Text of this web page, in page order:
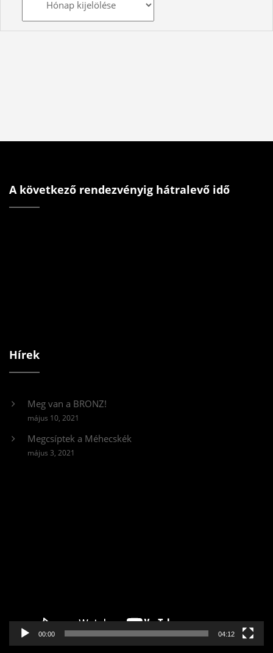
A következő rendezvényig hátralevő idő
Hírek
Meg van a BRONZ!
május 10, 2021
Megcsíptek a Méhecskék
május 3, 2021
00:00 04:12